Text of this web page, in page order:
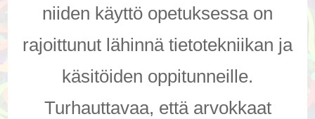
niiden käyttö opetuksessa on
rajoittunut lähinnä tietotekniikan ja
käsitöiden oppitunneille.
Turhauttavaa, että arvokkaat